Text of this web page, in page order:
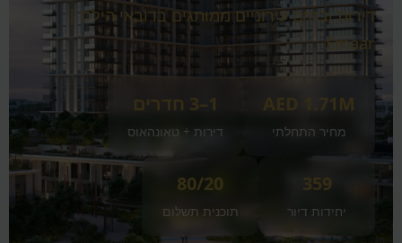
דירות ובתים עירוניים ממותגים בדובאי הילס |
Emaar
AED 1.71M
מחיר התחלתי
1–3 חדרים
דירות + טאונהאוס
359
יחידות דיור
80/20
תוכנית תשלום